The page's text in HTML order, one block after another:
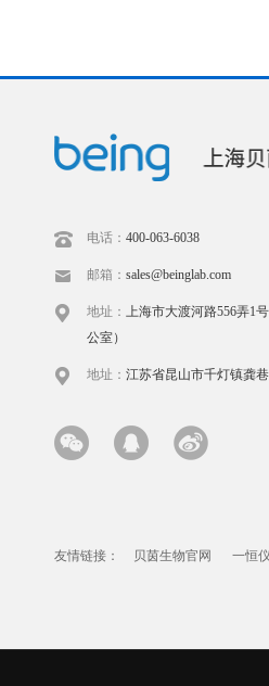
电话： 400-063-6038
邮箱： sales@beinglab.com
地址：
上海市大渡河路556弄1
公室）
地址： 江苏省昆山市千灯镇龚巷
友情链接： 贝茵生物官网 一恒